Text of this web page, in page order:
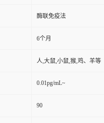
酶联免疫法
6个月
人,大鼠,小鼠,猴,鸡、羊等
0.01pg/mL~
90